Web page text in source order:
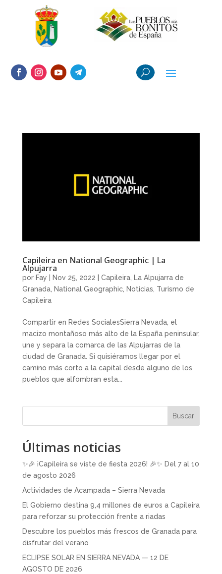
Capileira en National Geographic | La
Alpujarra
por Fay Nov 25, 2022 Capileira, La Alpujarra de
Granada, National Geographic, Noticias Turismo de
Capileira
Compartir en Redes SocialesSierra Nevada, el
macizo montañoso más alto de la España peninsular,
une y separa la comarca de las Alpujarras de la
ciudad de Granada. Si quisiéramos llegar por el
camino más corto a la capital desde alguno de los
pueblos que alfombran esta...
Buscar
Últimas noticias
✨🎉 ¡Capileira se viste de fiesta 2026! 🎉✨ Del 7 al 10
de agosto 2026
Actividades de Acampada – Sierra Nevada
El Gobierno destina 9,4 millones de euros a Capileira
para reforzar su protección frente a riadas
Descubre los pueblos más frescos de Granada para
disfrutar del verano
ECLIPSE SOLAR EN SIERRA NEVADA — 12 DE
AGOSTO DE 2026